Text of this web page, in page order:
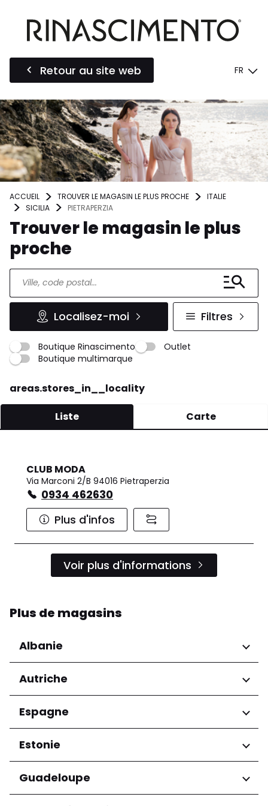
Retour au site web FR
ACCUEIL TROUVER LE MAGASIN LE PLUS PROCHE
ITALIE
SICILIA
PIETRAPERZIA
Trouver le magasin le plus
proche
Localisez-moi Filtres
Boutique Rinascimento
Outlet
Boutique multimarque
areas.stores_in__locality
Liste Carte
CLUB MODA
Via Marconi 2/B 94016 Pietraperzia
0934 462630
Plus d'infos
Voir plus d'informations
Plus de magasins
Albanie
Régions
Préfecture de Tirana
Autriche
Régions
Niederösterreich
Salzburg
Wien
Espagne
Régions
Andalucía
Estonie
Régions
Harju maakond
Guadeloupe